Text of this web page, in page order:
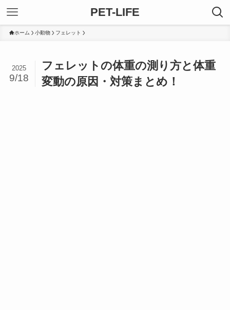
PET-LIFE
ホーム 小動物 フェレット
フェレットの体重の測り方と体重
変動の原因・対策まとめ！
2025
9/18